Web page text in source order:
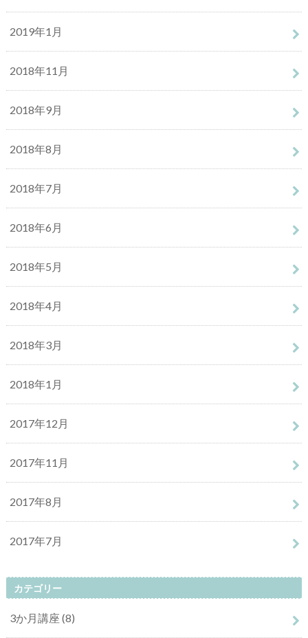
2019年1月
2018年11月
2018年9月
2018年8月
2018年7月
2018年6月
2018年5月
2018年4月
2018年3月
2018年1月
2017年12月
2017年11月
2017年8月
2017年7月
カテゴリー
3か月講座 (8)